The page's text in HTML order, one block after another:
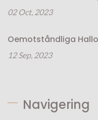
02 Oct, 2023
Oemotståndliga
12 Sep, 2023
Navigering